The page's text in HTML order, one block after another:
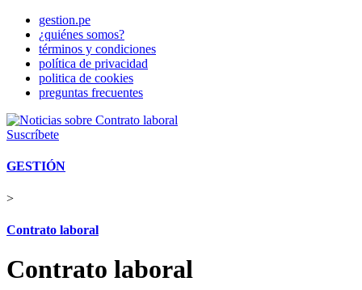
gestion.pe
¿quiénes somos?
términos y condiciones
política de privacidad
politica de cookies
preguntas frecuentes
Suscríbete
GESTIÓN
>
Contrato laboral
Contrato laboral